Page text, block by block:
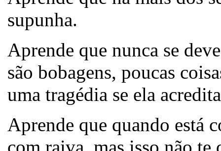
supunha.
Aprende que nunca se
são bobagens, poucas
uma tragédia se ela
Aprende que quando está